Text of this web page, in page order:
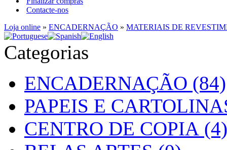
Contacte-nos
Loja online » ENCADERNAÇÃO » MATERIAIS DE
Categorias
ENCADERNAÇÃO (84)
PAPEIS E
CENTRO DE COPIA (4)